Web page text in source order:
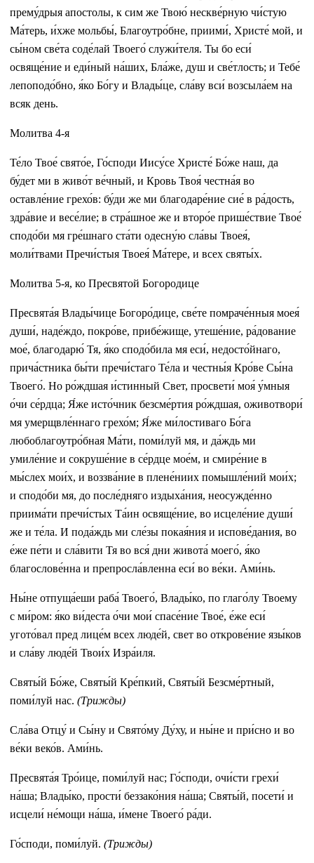
прему́дрыя апостолы, к сим же Твою́ нескве́рную чи́стую
Ма́терь, и́хже мольбы́, Благоутро́бне, приими́, Христе́ мой, и
сы́ном све́та соде́лай Твоего́ служи́теля. Ты бо еси́
освяще́ние и еди́ный на́ших, Бла́же, душ и све́тлость; и Тебе́
лепоподо́бно, я́ко Бо́гу и Влады́це, сла́ву вси́ возсыла́ем на
всяк день.
Молитва 4-я
Те́ло Твое́ свято́е, Го́споди Иису́се Христе́ Бо́же наш, да
бу́дет ми в живо́т ве́чный, и Кровь Твоя́ честна́я во
оставле́ние грехо́в: бу́ди же ми благодаре́ние сие́ в ра́дость,
здра́вие и весе́лие; в стра́шное же и второ́е прише́ствие Твое́
сподо́би мя гре́шнаго ста́ти одесну́ю сла́вы Твоея́,
моли́твами Пречи́стыя Твоея́ Ма́тере, и всех святы́х.
Молитва 5-я, ко Пресвятой Богородице
Пресвята́я Влады́чице Богоро́дице, све́те помраче́нныя моея́
души́, наде́ждо, покро́ве, прибе́жище, утеше́ние, ра́дование
мое́, благодарю́ Тя, я́ко сподо́била мя еси́, недосто́йнаго,
прича́стника бы́ти пречи́стаго Те́ла и честны́я Кро́ве Сы́на
Твоего́. Но ро́ждшая и́стинный Свет, просвети́ моя́ у́мныя
о́чи се́рдца; Я́же исто́чник безсме́ртия ро́ждшая, оживотвори́
мя умерщвле́ннаго грехо́м; Я́же ми́лостиваго Бо́га
любоблагоутро́бная Ма́ти, поми́луй мя, и да́ждь ми
умиле́ние и сокруше́ние в се́рдце мое́м, и смире́ние в
мы́слех мои́х, и воззва́ние в плене́ниих помышле́ний мои́х;
и сподо́би мя, до после́дняго издыха́ния, неосужде́нно
приима́ти пречи́стых Та́ин освяще́ние, во исцеле́ние души́
же и те́ла. И пода́ждь ми сле́зы покая́ния и испове́дания, во
е́же пе́ти и сла́вити Тя во вся́ дни живота́ моего́, я́ко
благослове́нна и препросла́вленна еси́ во ве́ки. Ами́нь.
Ны́не отпуща́еши раба́ Твоего́, Влады́ко, по глаго́лу Твоему
с ми́ром: я́ко ви́деста о́чи мои́ спасе́ние Твое́, е́же еси́
угото́вал пред лице́м всех люде́й, свет во открове́ние язы́ков
и сла́ву люде́й Твои́х Изра́иля.
Святы́й Бо́же, Святы́й Кре́пкий, Святы́й Безсме́ртный,
поми́луй нас. (Tрижды)
Сла́ва Отцу́ и Сы́ну и Свято́му Ду́ху, и ны́не и при́сно и во
ве́ки веко́в. Ами́нь.
Пресвята́я Тро́ице, поми́луй нас; Го́споди, очи́сти грехи́
на́ша; Влады́ко, прости́ беззако́ния на́ша; Святы́й, посети́ и
исцели́ не́мощи на́ша, и́мене Твоего́ ра́ди.
Го́споди, поми́луй. (Трижды)